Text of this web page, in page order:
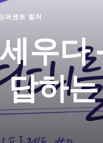
퍼센트 컬처
우다
하